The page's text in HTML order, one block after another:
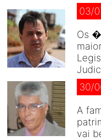
03/
Os
30/
A
vai